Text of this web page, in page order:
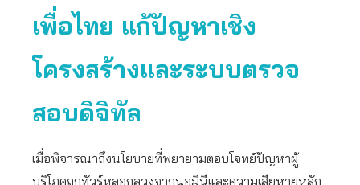
เพื่อไทย แก้ปัญหาเชิง
โครงสร้างและระบบตรวจ
สอบดิจิทัล
เมื่อพิจารณาถึงนโยบายที่พยายามตอบโจทย์ปัญหาผู้
บริโภคถูกทัวร์หลอกลวงจากนอมินีและความเสียหายหลัก